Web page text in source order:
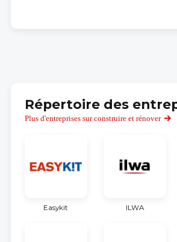
Répertoire des
Plus d'entreprises sur construire et rénover
Easykit ILWA